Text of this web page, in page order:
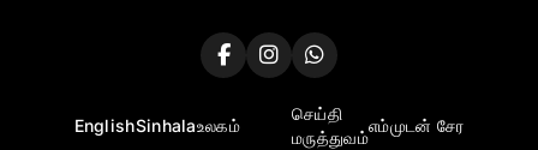
EnglishSinhalaஉலகம்
செய்தி
மருத்துவம்
எம்முடன் சேர